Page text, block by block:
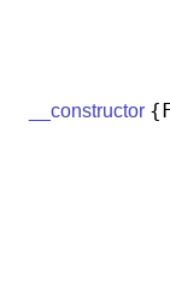
__constructor